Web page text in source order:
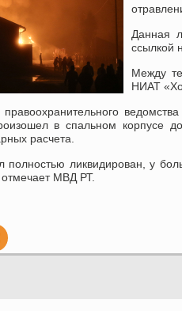
Данная
ссылкой
Между
НИАТ
в спальном корпусе
расчета.
полностью ликвидирован, у
МВД РТ.